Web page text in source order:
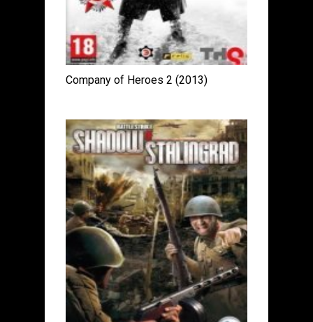
Company of Heroes 2 (2013)